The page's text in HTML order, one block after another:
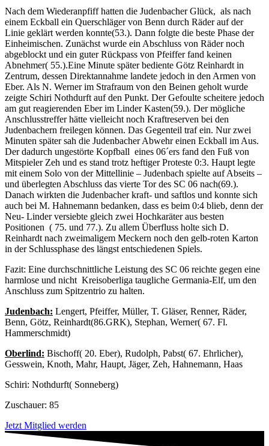
Nach dem Wiederanpfiff hatten die Judenbacher Glück, als nach
einem Eckball ein Querschläger von Benn durch Räder auf der
Linie geklärt werden konnte(53.). Dann folgte die beste Phase der
Einheimischen. Zunächst wurde ein Abschluss von Räder noch
abgeblockt und ein guter Rückpass von Pfeiffer fand keinen
Abnehmer( 55.).Eine Minute später bediente Götz Reinhardt in
Zentrum, dessen Direktannahme landete jedoch in den Armen von
Eber. Als N. Werner im Strafraum von den Beinen geholt wurde
zeigte Schiri Nothdurft auf den Punkt. Der Gefoulte scheitere jedoch
am gut reagierenden Eber im Linder Kasten(59.). Der mögliche
Anschlusstreffer hätte vielleicht noch Kraftreserven bei den
Judenbachern freilegen können. Das Gegenteil traf ein. Nur zwei
Minuten später sah die Judenbacher Abwehr einen Eckball im Aus.
Der dadurch ungestörte Kopfball eines 06´ers fand den Fuß von
Mitspieler Zeh und es stand trotz heftiger Proteste 0:3. Haupt legte
mit einem Solo von der Mittellinie – Judenbach spielte auf Abseits –
und überlegten Abschluss das vierte Tor des SC 06 nach(69.).
Danach wirkten die Judenbacher kraft- und saftlos und konnte sich
auch bei M. Hahnemann bedanken, dass es beim 0:4 blieb, denn der
Neu- Linder versiebte gleich zwei Hochkaräter aus besten
Positionen ( 75. und 77.). Zu allem Überfluss holte sich D.
Reinhardt nach zweimaligem Meckern noch den gelb-roten Karton
in der Schlussphase des längst entschiedenen Spiels.
Fazit: Eine durchschnittliche Leistung des SC 06 reichte gegen eine
harmlose und nicht Kreisoberliga taugliche Germania-Elf, um den
Anschluss zum Spitzentrio zu halten.
Judenbach: Lengert, Pfeiffer, Müller, T. Gläser, Renner, Räder,
Benn, Götz, Reinhardt(86.GRK), Stephan, Werner( 67. Fl.
Hammerschmidt)
Oberlind: Bischoff( 20. Eber), Rudolph, Pabst( 67. Ehrlicher),
Gesswein, Knoth, Mahr, Haupt, Jäger, Zeh, Hahnemann, Haas
Schiri: Nothdurft( Sonneberg)
Zuschauer: 85
Jetzt Mitglied werden